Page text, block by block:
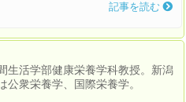
記事を読む
生活学部健康栄養学科教授。新潟
公衆栄養学、国際栄養学。